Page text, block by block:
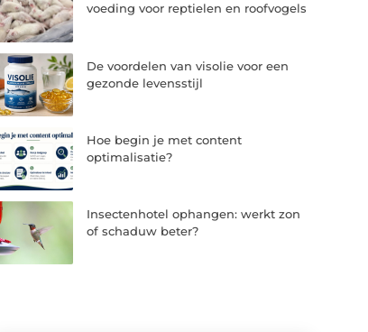
voeding voor reptielen en roofvogels
De voordelen van visolie voor een
gezonde levensstijl
Hoe begin je met content
optimalisatie?
Insectenhotel ophangen: werkt zon
of schaduw beter?